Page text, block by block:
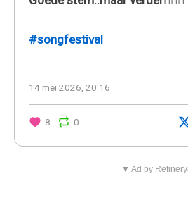
#songfestival
14 mei 2026, 20:16
8 0
▼ Ad by